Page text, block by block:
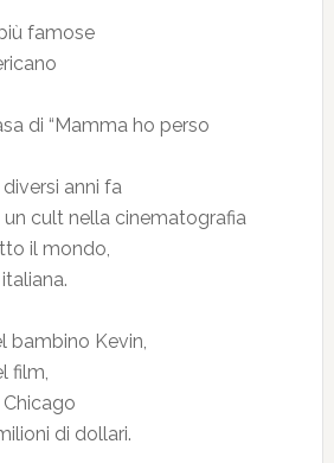
famose
di “Mamma ho perso
anni fa
cult nella cinematografia
il mondo,
bambino Kevin,
film,
di dollari.